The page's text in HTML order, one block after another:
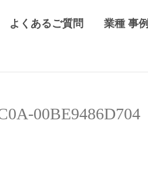
よくあるご質問 業種 事例
00BE9486D704